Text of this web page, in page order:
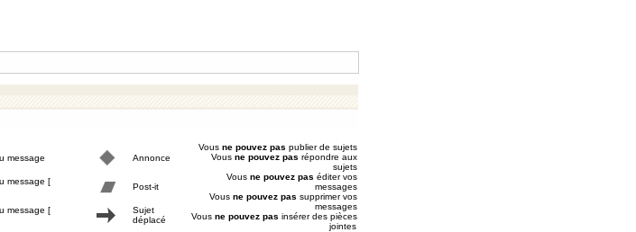
message Annonce
message [
Post-it
message [
Sujet
déplacé
Vous ne pouvez pas publier de sujets
Vous ne pouvez pas répondre aux
sujets
Vous ne pouvez pas éditer vos
messages
Vous ne pouvez pas supprimer vos
messages
Vous ne pouvez pas insérer des pièces
jointes